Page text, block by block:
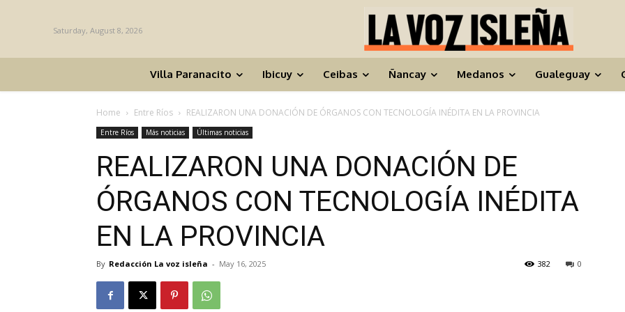
Saturday, August 8, 2026
Villa Paranacito Ibicuy Ceibas Ñancay Medanos Gualeguay
Home Entre Ríos REALIZARON UNA DONACIÓN DE ÓRGANOS CON TECNOLOGÍA INÉDITA EN LA PROVINCIA
Entre Ríos Más noticias Últimas noticias
REALIZARON UNA DONACIÓN DE
ÓRGANOS CON TECNOLOGÍA INÉDITA
EN LA PROVINCIA
By Redacción La voz isleña - May 16, 2025 0
382